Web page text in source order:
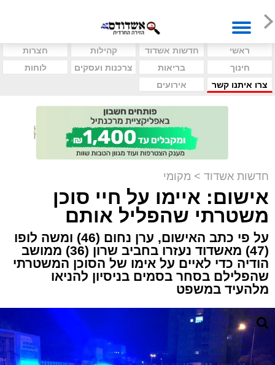
ראשי חדשות אשדוד קהילות
חצרות
חינוך
בריאות צרכנות ועסקים
לוחות
צרו איתנו קשר
אירועים
חדשות אשדוד > מקומי
אישום: איימו על חיי סוכן
משטרתי שהפליל אותם
על פי כתב האישום, ערן נחום (46) ומשה לופו
(47) מאשדוד נעזרו בחביב שרון (36) ממושב
הודיה כדי לאיים על אימו של הסוכן המשטרתי
שהפלילם בסחר בסמים בניסיון להניאו
מלהעיד במשפט